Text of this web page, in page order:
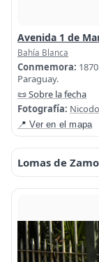
Avenida 1 de
Bahía Blanca
Conmemora:
Paraguay.
📜 Sobre la fecha
Fotografía:
📍 Ver en el mapa
Lomas de